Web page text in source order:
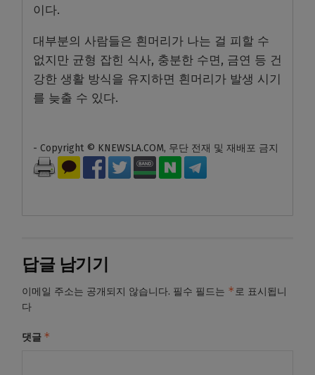
이다.
대부분의 사람들은 흰머리가 나는 걸 피할 수
없지만 균형 잡힌 식사, 충분한 수면, 금연 등 건
강한 생활 방식을 유지하면 흰머리가 발생 시기
를 늦출 수 있다.
- Copyright © KNEWSLA.COM, 무단 전재 및 재배포 금지
답글 남기기
이메일 주소는 공개되지 않습니다. 필수 필드는 *로 표시됩니
다
댓글 *